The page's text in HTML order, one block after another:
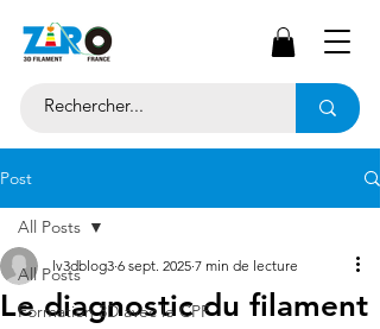
Post
All Posts
Formation 3D avec le CPF
All Posts
Le diagnostic du filament
lv3dblog3 6 sept. 2025 7 min de lecture